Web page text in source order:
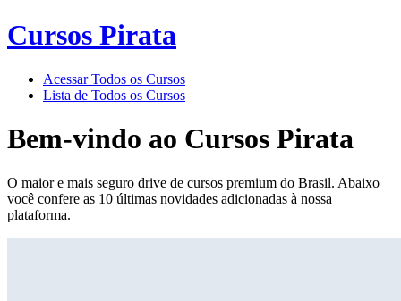
Cursos Pirata
Acessar Todos os Cursos
Lista de Todos os Cursos
Bem-vindo ao Cursos Pirata
O maior e mais seguro drive de cursos premium do Brasil. Abaixo
você confere as 10 últimas novidades adicionadas à nossa
plataforma.